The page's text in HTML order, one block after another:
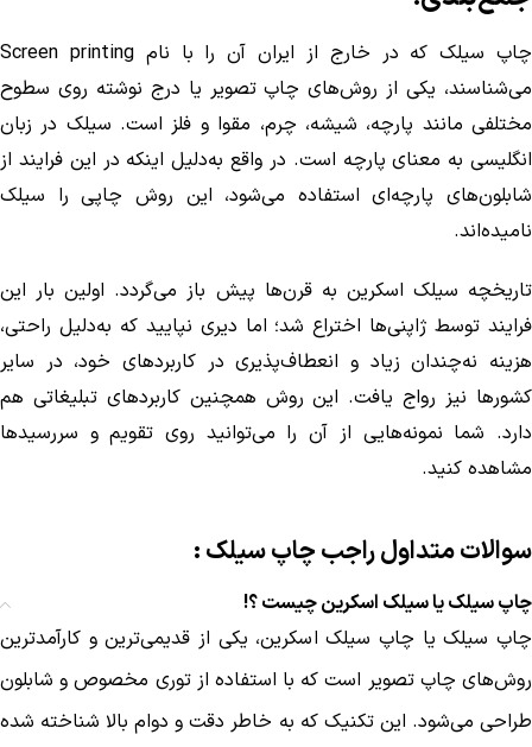
چاپ سیلک که در خارج از ایران آن را با نام Screen printing
می‌شناسند، یکی از روش‌های چاپ تصویر یا درج نوشته روی سطوح
مختلفی مانند پارچه، شیشه، چرم، مقوا و فلز است. سیلک در زبان
انگلیسی به معنای پارچه است. در واقع به‌دلیل اینکه در این فرایند از
شابلون‌های پارچه‌ای استفاده می‌شود، این روش چاپی را سیلک
نامیده‌اند.
تاریخچه سیلک اسکرین به قرن‌ها پیش باز می‌گردد. اولین بار این
فرایند توسط ژاپنی‌ها اختراع شد؛ اما دیری نپایید که به‌دلیل راحتی،
هزینه نه‌چندان زیاد و انعطاف‌پذیری در کاربردهای خود، در سایر
کشورها نیز رواج یافت. این روش همچنین کاربردهای تبلیغاتی هم
دارد. شما نمونه‌هایی از آن را می‌توانید روی تقویم و سررسیدها
مشاهده کنید.
سوالات متداول راجب چاپ سیلک :
چاپ سیلک یا سیلک اسکرین چیست ؟!
چاپ سیلک یا چاپ سیلک ‌اسکرین، یکی از قدیمی‌ترین و کارآمدترین
روش‌های چاپ تصویر است که با استفاده از توری مخصوص و شابلون
طراحی می‌شود. این تکنیک که به خاطر دقت و دوام بالا شناخته شده